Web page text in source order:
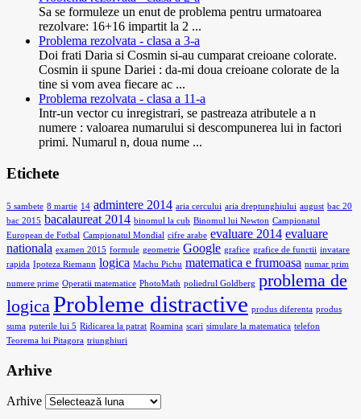
Sa se formuleze un enut de problema pentru urmatoarea
rezolvare: 16+16 impartit la 2 ...
Problema rezolvata - clasa a 3-a
Doi frati Daria si Cosmin si-au cumparat creioane colorate.
Cosmin ii spune Dariei : da-mi doua creioane colorate de la
tine si vom avea fiecare ac ...
Problema rezolvata - clasa a 11-a
Intr-un vector cu inregistrari, se pastreaza atributele a n
numere : valoarea numarului si descompunerea lui in factori
primi. Numarul n, doua nume ...
Etichete
5 sambete 8 martie 14 admintere 2014 aria cercului aria dreptunghiului august bac 20
bac 2015 bacalaureat 2014 binomul la cub Binomul lui Newton Campionatul
European de Fotbal Campionatul Mondial cifre arabe evaluare 2014 evaluare
nationala examen 2015 formule geometrie Google grafice grafice de functii invatare
rapida Ipoteza Riemann logica Machu Pichu matematica e frumoasa numar prim
numere prime Operatii matematice PhotoMath poliedrul Goldberg problema de
logica Probleme distractive produs diferenta produs
suma puterile lui 5 Ridicarea la patrat Roamina scari simulare la matematica telefon
Teorema lui Pitagora triunghiuri
Arhive
Arhive